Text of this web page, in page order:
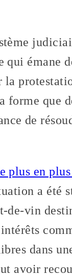
émane
forme que
de
plus en
a été
vin
dans
avoir